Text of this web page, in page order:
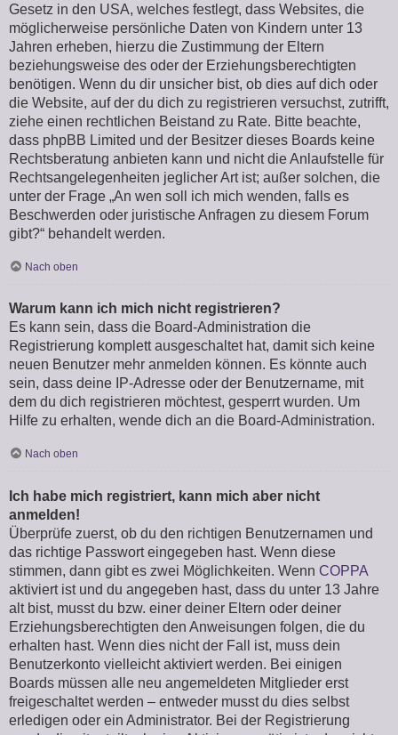
Gesetz in den USA, welches festlegt, dass Websites, die
möglicherweise persönliche Daten von Kindern unter 13
Jahren erheben, hierzu die Zustimmung der Eltern
beziehungsweise des oder der Erziehungsberechtigten
benötigen. Wenn du dir unsicher bist, ob dies auf dich oder
die Website, auf der du dich zu registrieren versuchst, zutrifft,
ziehe einen rechtlichen Beistand zu Rate. Bitte beachte,
dass phpBB Limited und der Besitzer dieses Boards keine
Rechtsberatung anbieten kann und nicht die Anlaufstelle für
Rechtsangelegenheiten jeglicher Art ist; außer solchen, die
unter der Frage „An wen soll ich mich wenden, falls es
Beschwerden oder juristische Anfragen zu diesem Forum
gibt?“ behandelt werden.
Nach oben
Warum kann ich mich nicht registrieren?
Es kann sein, dass die Board-Administration die
Registrierung komplett ausgeschaltet hat, damit sich keine
neuen Benutzer mehr anmelden können. Es könnte auch
sein, dass deine IP-Adresse oder der Benutzername, mit
dem du dich registrieren möchtest, gesperrt wurden. Um
Hilfe zu erhalten, wende dich an die Board-Administration.
Nach oben
Ich habe mich registriert, kann mich aber nicht
anmelden!
Überprüfe zuerst, ob du den richtigen Benutzernamen und
das richtige Passwort eingegeben hast. Wenn diese
stimmen, dann gibt es zwei Möglichkeiten. Wenn COPPA
aktiviert ist und du angegeben hast, dass du unter 13 Jahre
alt bist, musst du bzw. einer deiner Eltern oder deiner
Erziehungsberechtigten den Anweisungen folgen, die du
erhalten hast. Wenn dies nicht der Fall ist, muss dein
Benutzerkonto vielleicht aktiviert werden. Bei einigen
Boards müssen alle neu angemeldeten Mitglieder erst
freigeschaltet werden – entweder musst du dies selbst
erledigen oder ein Administrator. Bei der Registrierung